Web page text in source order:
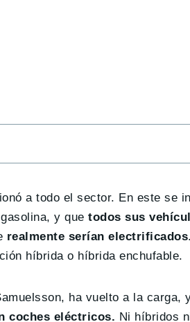
a todo el sector. En este se
y que todos sus
realmente serían electrificados
híbrida o híbrida enchufable.
ha vuelto a la carga,
coches eléctricos. Ni híbridos